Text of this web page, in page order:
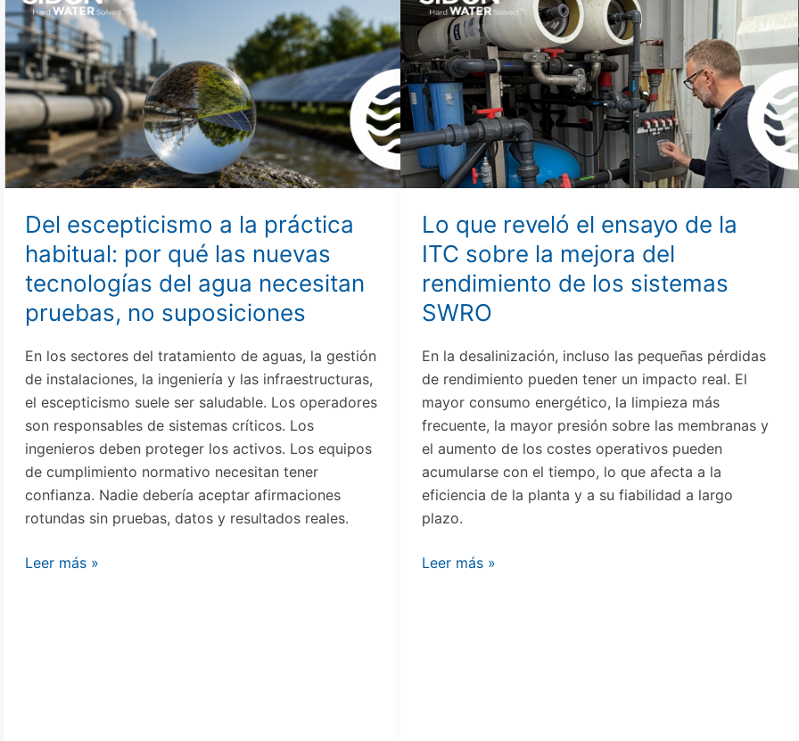
Del escepticismo a la práctica
habitual: por qué las nuevas
tecnologías del agua necesitan
pruebas, no suposiciones
En los sectores del tratamiento de aguas, la gestión
de instalaciones, la ingeniería y las infraestructuras,
el escepticismo suele ser saludable. Los operadores
son responsables de sistemas críticos. Los
ingenieros deben proteger los activos. Los equipos
de cumplimiento normativo necesitan tener
confianza. Nadie debería aceptar afirmaciones
rotundas sin pruebas, datos y resultados reales.
a
la
práctica
habitual:
por
qué
las
nuevas
del
agua
necesitan
pruebas,
no
suposiciones
Leer más »
Lo que reveló el ensayo de la
ITC sobre la mejora del
rendimiento de los sistemas
SWRO
En la desalinización, incluso las pequeñas pérdidas
de rendimiento pueden tener un impacto real. El
mayor consumo energético, la limpieza más
frecuente, la mayor presión sobre las membranas y
el aumento de los costes operativos pueden
acumularse con el tiempo, lo que afecta a la
eficiencia de la planta y a su fiabilidad a largo
plazo.
reveló
el
ensayo
de
la
ITC
sobre
cómo
el
rendimiento
de
los
sistemas
SWRO
Leer más »